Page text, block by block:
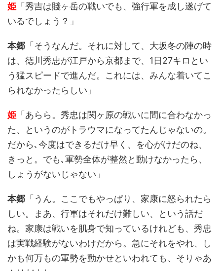
姫 「秀吉は賤ヶ岳の戦いでも、強行軍を成し遂げて
いるでしょう？」
本郷 「そうなんだ。それに対して、大坂冬の陣の時
は、徳川秀忠が江戸から京都まで、1日27キロとい
う猛スピードで進んだ。これには、みんな着いてこ
られなかったらしい」
姫 「あらら。秀忠は関ヶ原の戦いに間に合わなかっ
た、というのがトラウマになってたんじゃないの。
だから､今度はできるだけ早く、を心がけだのね、
きっと。でも､軍勢全体が整然と動けなかったら、
しょうがないじゃない」
本郷 「うん。ここでもやっぱり、家康に怒られたら
しい。まあ、行軍はそれだけ難しい、という話だ
ね。家康は戦いを肌身で知っているけれども、秀忠
は実戦経験がないわけだから。急にそれをやれ、し
かも何万もの軍勢を動かせといわれても、そりゃあ